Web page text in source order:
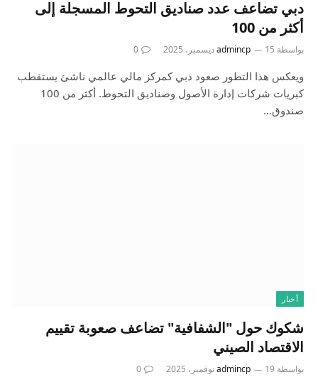
دبي تضاعف عدد صناديق التحوط المسجلة إلى
أكثر من 100
بواسطة admincp 15 ديسمبر، 2025 0
ويعكس هذا التطور صعود دبي كمركز مالي عالمي ناشئ يستقطب
كبريات شركات إدارة الأصول وصناديق التحوط. أكثر من 100
صندوق…
أخبار
شكوك حول "الشفافية" تضاعف صعوبة تقييم
الاقتصاد الصيني
بواسطة admincp 19 نوفمبر، 2025 0